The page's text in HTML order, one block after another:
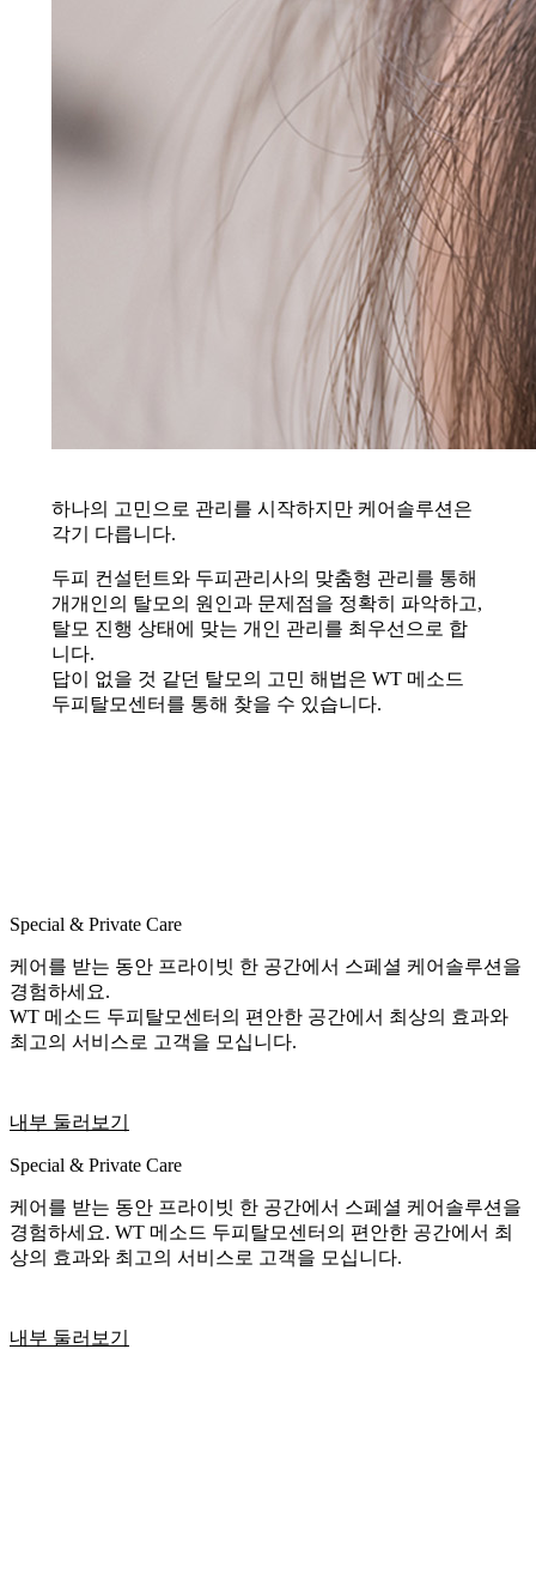
하나의 고민으로 관리를 시작하지만 케어솔루션은
각기 다릅니다.
두피 컨설턴트와 두피관리사의 맞춤형 관리를 통해
개개인의 탈모의 원인과 문제점을 정확히 파악하고,
탈모 진행 상태에 맞는 개인 관리를 최우선으로 합
니다.
답이 없을 것 같던 탈모의 고민 해법은 WT 메소드
두피탈모센터를 통해 찾을 수 있습니다.
Special & Private Care
케어를 받는 동안 프라이빗 한 공간에서 스페셜 케어솔루션을
경험하세요.
WT 메소드 두피탈모센터의 편안한 공간에서 최상의 효과와
최고의 서비스로 고객을 모십니다.
내부 둘러보기
Special & Private Care
케어를 받는 동안 프라이빗 한 공간에서 스페셜 케어솔루션을
경험하세요. WT 메소드 두피탈모센터의 편안한 공간에서 최
상의 효과와 최고의 서비스로 고객을 모십니다.
내부 둘러보기